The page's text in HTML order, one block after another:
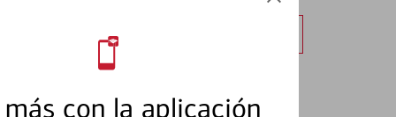
con la aplicación
Obtener más información